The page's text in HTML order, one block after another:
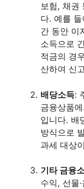
보험, 채권
다. 예를
간 동안 이
소득으로
적금의 경
산하여 신
배당소득:
금융상품
입니다. 배
방식으로
과세 대상
기타 금융
수익, 선물